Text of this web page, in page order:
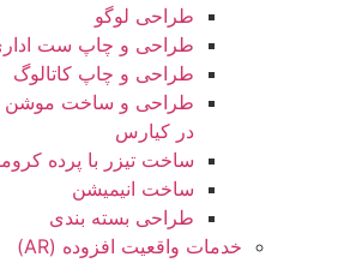
طراحی لوگو
طراحی و چاپ ست
طراحی و چاپ کاتالوگ
طراحی و ساخت موشن
در کیارس
ساخت تیزر با پرده
ساخت انیمیشن
طراحی بسته بندی
خدمات واقعیت افزوده (AR)